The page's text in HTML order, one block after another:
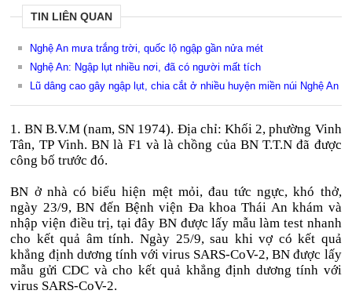
TIN LIÊN QUAN
Nghệ An mưa trắng trời, quốc lộ ngập gần nửa mét
Nghệ An: Ngập lụt nhiều nơi, đã có người mất tích
Lũ dâng cao gây ngập lụt, chia cắt ở nhiều huyện miền núi Nghệ An
1. BN B.V.M (nam, SN 1974). Địa chỉ: Khối 2, phường Vinh
Tân, TP Vinh. BN là F1 và là chồng của BN T.T.N đã được
công bố trước đó.
BN ở nhà có biểu hiện mệt mỏi, đau tức ngực, khó thở,
ngày 23/9, BN đến Bệnh viện Đa khoa Thái An khám và
nhập viện điều trị, tại đây BN được lấy mẫu làm test nhanh
cho kết quả âm tính. Ngày 25/9, sau khi vợ có kết quả
khẳng định dương tính với virus SARS-CoV-2, BN được lấy
mẫu gửi CDC và cho kết quả khẳng định dương tính với
virus SARS-CoV-2.